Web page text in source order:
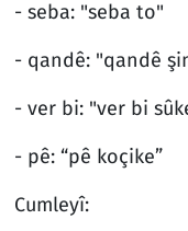
- seba: "seba to"
- qandê: "qandê
- ver bi: "ver bi
- pê: “pê koçike”
Cumleyî: